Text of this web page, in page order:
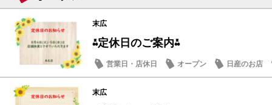
末広
⁂定休日のご案内⁂
営業日・店休日 オープン 日産のお店
末広